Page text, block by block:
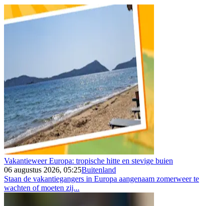
Vakantieweer Europa: tropische hitte en stevige buien
06 augustus 2026, 05:25Buitenland
Staan de vakantiegangers in Europa aangenaam zomerweer te
wachten of moeten zij...